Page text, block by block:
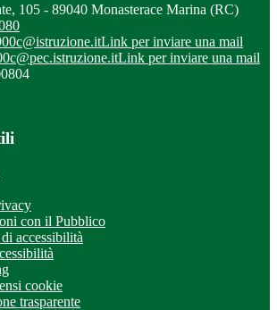
105 - 89040 Monasterace Marina (RC)
Link per inviare una mail
Link per inviare una mail
con il Pubblico
accessibilità
cookie
trasparente